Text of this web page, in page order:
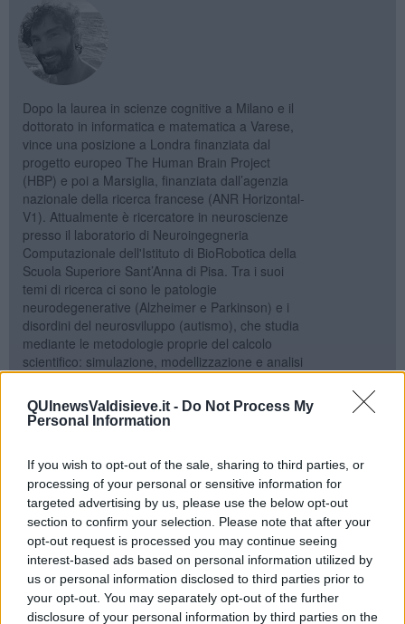
QUInewsValdisieve.it - Do Not Process My
Personal Information
If you wish to opt-out of the sale, sharing to third parties, or
processing of your personal or sensitive information for
targeted advertising by us, please use the below opt-out
section to confirm your selection. Please note that after your
opt-out request is processed you may continue seeing
interest-based ads based on personal information utilized by
us or personal information disclosed to third parties prior to
your opt-out. You may separately opt-out of the further
disclosure of your personal information by third parties on the
Dopo la laurea in scienze cognitive a Milano e il
dottorato in informatica e matematica a Varese,
vince una posizione a Londra finanziata dal
progetto europeo The Human Brain Project
(HBP) e poi a Marsiglia, finanziata dall’agenzia
nazionale della ricerca francese (ANR Horizontal-
V1). Attualmente è ricercatore in neuroscienze
presso il laboratorio di Neuroingegneria
Computazionale dell'Istituto di BioRobotica della
Scuola Superiore Sant’Anna di Pisa. Tra i suoi
temi di ricerca ci sono le patologie
neurodegenerative (Alzheimer e Parkinson) e i
disordini del neurosviluppo (autismo), che studia
mediante le metodologie proprie del calcolo
scientifico: simulazione, modellizzazione e analisi
avanzata di segnali biologici.
Vedi tutti gli articoli del blog di Alberto Arturo Vergani
Libero Venturi
Libero Venturi è un pensionato del pubblico
impiego, con trascorsi istituzionali, che non ha